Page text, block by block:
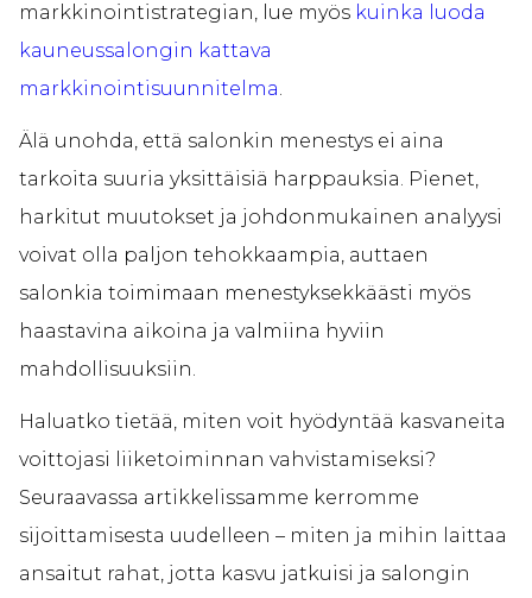
markkinointistrategian, lue myös kuinka luoda
kauneussalongin kattava
markkinointisuunnitelma.
Älä unohda, että salonkin menestys ei aina
tarkoita suuria yksittäisiä harppauksia. Pienet,
harkitut muutokset ja johdonmukainen analyysi
voivat olla paljon tehokkaampia, auttaen
salonkia toimimaan menestyksekkäästi myös
haastavina aikoina ja valmiina hyviin
mahdollisuuksiin.
Haluatko tietää, miten voit hyödyntää kasvaneita
voittojasi liiketoiminnan vahvistamiseksi?
Seuraavassa artikkelissamme kerromme
sijoittamisesta uudelleen – miten ja mihin laittaa
ansaitut rahat, jotta kasvu jatkuisi ja salongin